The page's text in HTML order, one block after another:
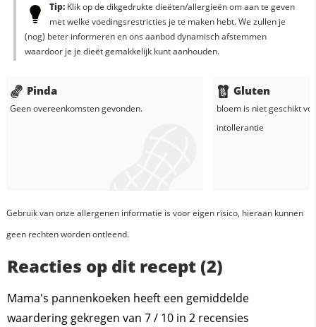
Tip:Klik op de dikgedrukte dieëten/allergieën om aan te geven
met welke voedingsrestricties je te maken hebt. We zullen je
(nog) beter informeren en ons aanbod dynamisch afstemmen
waardoor je je dieët gemakkelijk kunt aanhouden.
Pinda
Geen overeenkomsten gevonden.
Gluten
bloemis niet geschikt
intollerantie
Gebruik van onze allergenen informatie is voor eigen risico, hieraan kunnen
geen rechten worden ontleend.
Reacties op dit recept (2)
Mama's pannenkoeken heeft een gemiddelde
waardering gekregen van 7/ 10 in 2 recensies